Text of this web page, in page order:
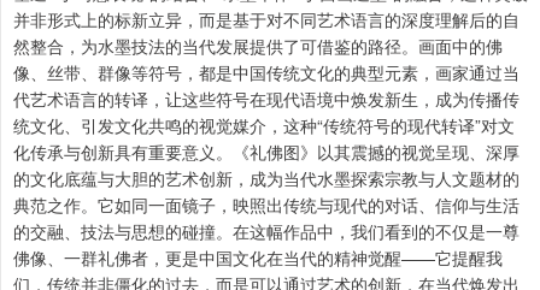
并非形式上的标新立异，而是基于对不同艺术语言的深度理解后的自
然整合，为水墨技法的当代发展提供了可借鉴的路径。画面中的佛
像、丝带、群像等符号，都是中国传统文化的典型元素，画家通过当
代艺术语言的转译，让这些符号在现代语境中焕发新生，成为传播传
统文化、引发文化共鸣的视觉媒介，这种“传统符号的现代转译”对文
化传承与创新具有重要意义。《礼佛图》以其震撼的视觉呈现、深厚
的文化底蕴与大胆的艺术创新，成为当代水墨探索宗教与人文题材的
典范之作。它如同一面镜子，映照出传统与现代的对话、信仰与生活
的交融、技法与思想的碰撞。在这幅作品中，我们看到的不仅是一尊
佛像、一群礼佛者，更是中国文化在当代的精神觉醒——它提醒我
们，传统并非僵化的过去，而是可以通过艺术的创新，在当代焕发出